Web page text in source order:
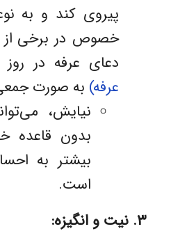
پیروی کند و به
‌خصوص در برخی از
دعای عرفه در
عرفه) به صورت
نیایش،
بدون قاعده
بیشتر به
است.
۳. نیت و انگیزه: